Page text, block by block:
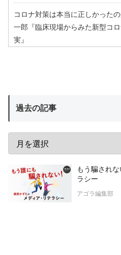
コロナ対策は本当に正しかった
一郎『臨床現場からみた新型コ
実』
過去の記事
もう騙され
ラシー
アゴラ編集部